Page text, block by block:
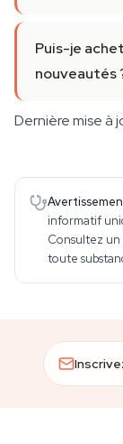
Puis-je
nouveautés
Dernière mise à
informatif
Consultez
toute